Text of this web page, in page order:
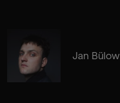
Jan Bülow